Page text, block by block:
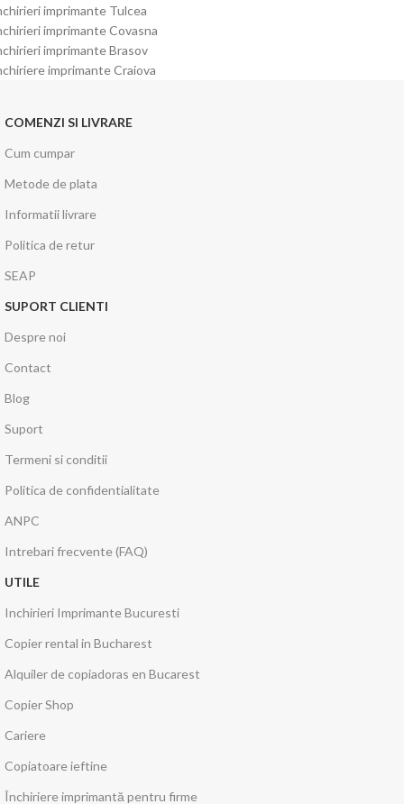
imprimante Tulcea
imprimante Covasna
imprimante Brasov
imprimante Craiova
COMENZI SI LIVRARE
Cum cumpar
Metode de plata
Informatii livrare
Politica de retur
SEAP
SUPORT CLIENTI
Despre noi
Contact
Blog
Suport
Termeni si conditii
Politica de confidentialitate
ANPC
Intrebari frecvente (FAQ)
UTILE
Inchirieri Imprimante Bucuresti
Copier rental in Bucharest
Alquiler de copiadoras en Bucarest
Copier Shop
Cariere
Copiatoare ieftine
Închiriere imprimantă pentru firme